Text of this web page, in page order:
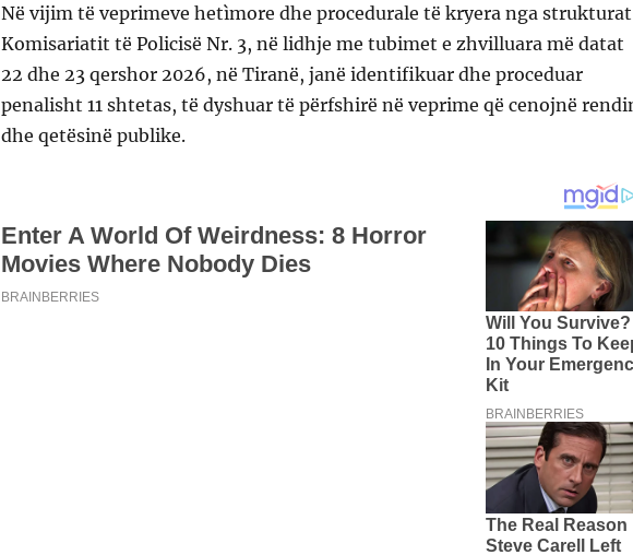
Në vijim të veprimeve hetìmore dhe procedurale të kryera nga
Komisariatit të Policisë Nr. 3, në lidhje me tubimet e zhvilluara më datat
22 dhe 23 qershor 2026, në Tiranë, janë identifikuar dhe proceduar
penalisht 11 shtetas, të dyshuar të përfshirë në veprime që cenojnë
dhe qetësinë publike.